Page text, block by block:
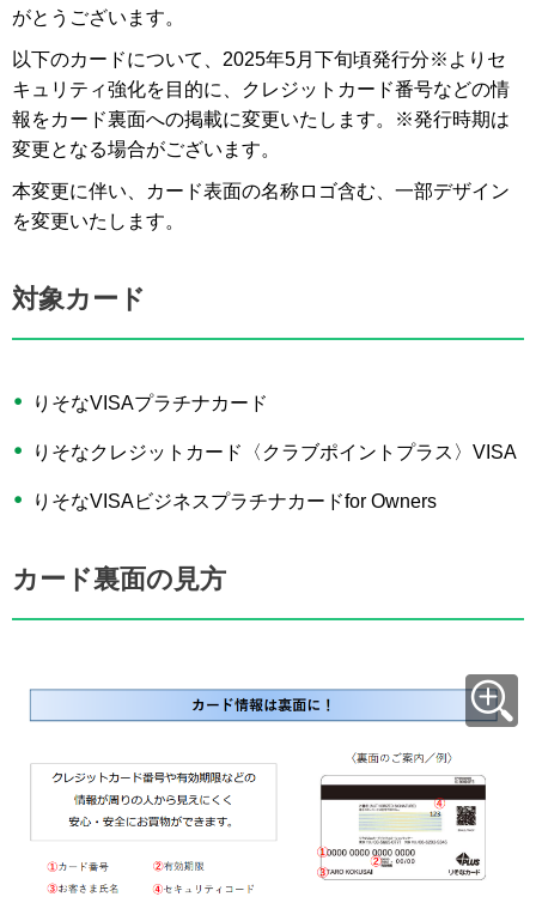
がとうございます。
以下のカードについて、2025年5月下旬頃発行分※よりセ
キュリティ強化を目的に、クレジットカード番号などの情
報をカード裏面への掲載に変更いたします。※発行時期は
変更となる場合がございます。
本変更に伴い、カード表面の名称ロゴ含む、一部デザイン
を変更いたします。
対象カード
りそなVISAプラチナカード
りそなクレジットカード〈クラブポイントプラス〉VISA
りそなVISAビジネスプラチナカードfor Owners
カード裏面の見方